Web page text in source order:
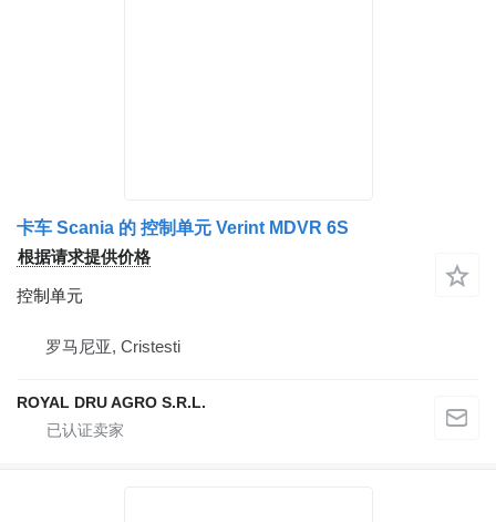
卡车 Scania 的 控制单元 Verint MDVR 6S
根据请求提供价格
控制单元
罗马尼亚, Cristesti
ROYAL DRU AGRO S.R.L.